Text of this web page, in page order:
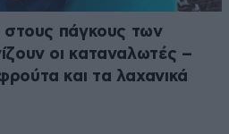
στους πάγκους των
οι καταναλωτές –
και τα λαχανικά